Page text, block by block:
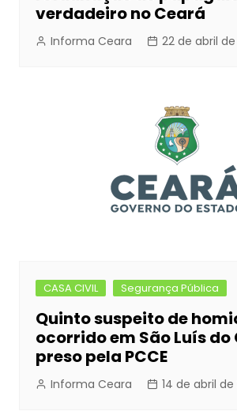
verdadeiro no Ceará
Informa Ceara 22 de abril
CASA CIVIL Segurança Pública
Quinto suspeito de
ocorrido em São Luís do
preso pela PCCE
Informa Ceara 14 de abril de